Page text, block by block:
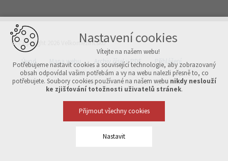
© Copyright 2026 Velkomeziříčsko
Úvod Mapa webu Archiv čísel v PDF Přihlášení
Vytvořeno v xart.cz
Nastavení cookies
Vítejte na našem webu!
Potřebujeme nastavit cookies a související technologie, aby zobrazovaný
obsah odpovídal vašim potřebám a vy na webu nalezli přesně to, co
potřebujete. Soubory cookies používané na našem webu nikdy neslouží
ke zjišťování totožnosti uživatelů stránek.
Přijmout všechny cookies
Nastavit